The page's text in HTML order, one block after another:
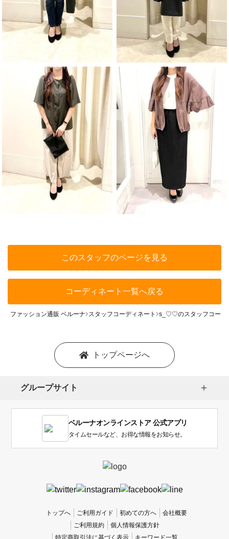
このスタッフのページを見る
コーディネート一覧へ戻る
ファッション通販 ベルーナ スタッフコーディネート s_♡♡のスタッフコーデ
トップページへ
グループサイト
ベルーナオンラインストア 公式アプリ
タイムセールなど、お得な情報をお知らせ。
トップへ ご利用ガイド 初めての方へ
会社概要
ご利用規約
個人情報保護方針
特定商取引法に基づく表示
キーワード一覧